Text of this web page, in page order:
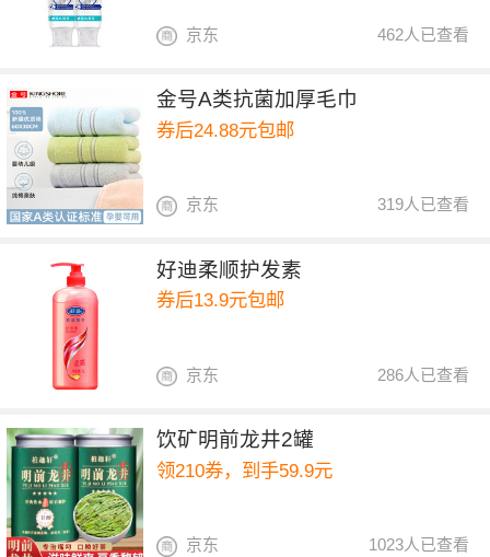
462人已查看
京东
金号A类抗菌加厚毛巾
券后24.88元包邮
319人已查看
京东
好迪柔顺护发素
券后13.9元包邮
286人已查看
京东
饮矿明前龙井2罐
领210券，到手59.9元
1023人已查看
京东